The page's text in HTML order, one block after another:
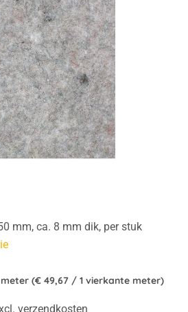
mm, ca. 8 mm dik, per stuk
(€ 49,67 / 1 vierkante meter)
verzendkosten